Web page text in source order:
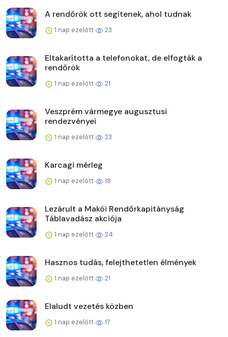
A rendőrök ott segítenek, ahol tudnak
1 nap ezelőtt 23
Eltakarította a telefonokat, de elfogták a
rendőrök
1 nap ezelőtt 21
Veszprém vármegye augusztusi
rendezvényei
1 nap ezelőtt 23
Karcagi mérleg
1 nap ezelőtt 18
Lezárult a Makói Rendőrkapitányság
Táblavadász akciója
1 nap ezelőtt 24
Hasznos tudás, felejthetetlen élmények
1 nap ezelőtt 21
Elaludt vezetés közben
1 nap ezelőtt 17